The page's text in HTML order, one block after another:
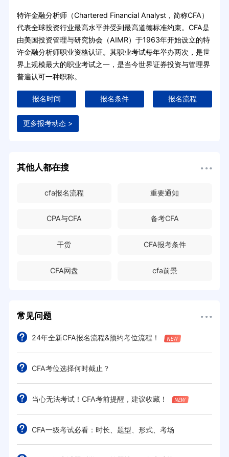
特许金融分析师（Chartered Financial Analyst，简称CFA）
代表全球投资行业最高水平并受到最高道德标准约束。CFA是
由美国投资管理与研究协会（AIMR）于1963年开始设立的特
许金融分析师职业资格认证。其职业考试每年举办两次，是世
界上规模最大的职业考试之一，是当今世界证券投资与管理界
普遍认可一种职称。
报名时间 报名条件 报名流程
更多报考动态 >
其他人都在搜
cfa报名流程 重要通知
CPA与CFA 备考CFA
干货 CFA报考条件
CFA网盘 cfa前景
常见问题
24年全新CFA报名流程&预约考位流程！
CFA考位选择何时截止？
当心无法考试！CFA考前提醒，建议收藏！
CFA一级考试必看：时长、题型、形式、考场